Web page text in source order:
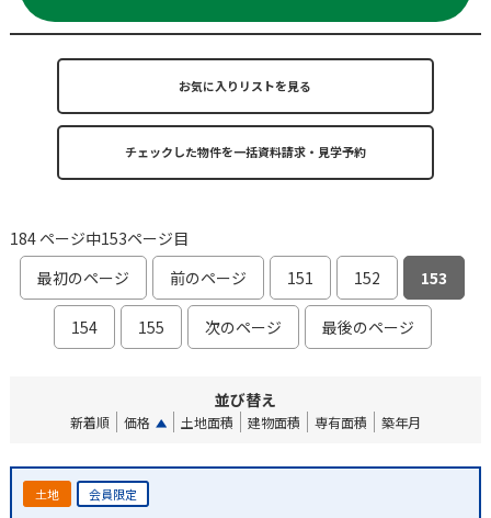
お気に入りリストを見る
184 ページ中153ページ目
最初のページ
前のページ 151 152 153
154 155 次のページ 最後のページ
並び替え
新着順 価格 土地面積 建物面積 専有面積 築年月
土地 会員限定